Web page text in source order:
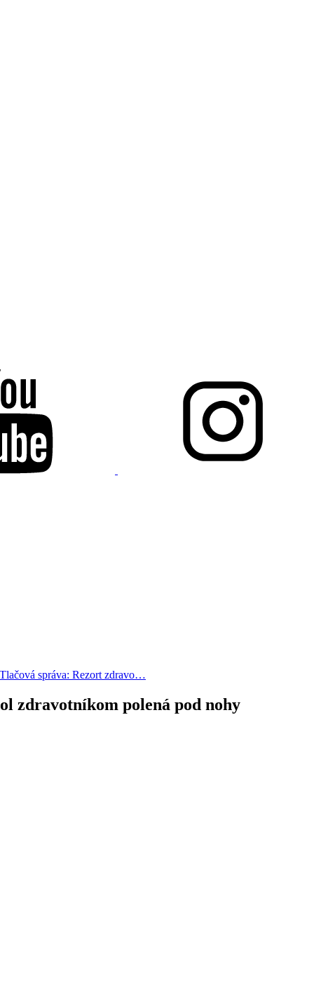
Tlačová správa: Rezort zdravo…
zdravotníkom polená pod nohy